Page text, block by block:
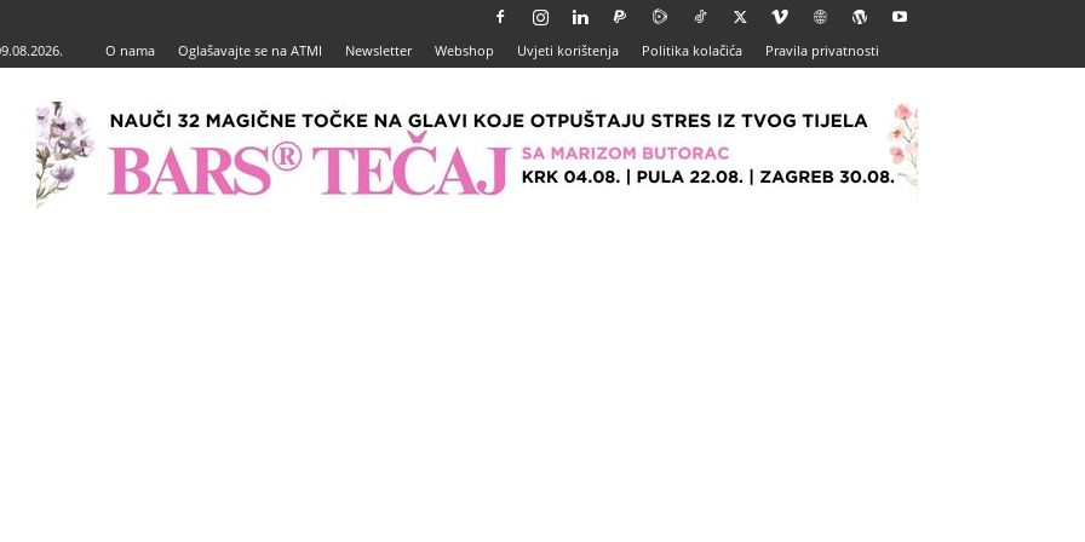
O nama Oglašavajte se na ATMI Newsletter Webshop Uvjeti korištenja Politika kolačića Pravila privatnosti